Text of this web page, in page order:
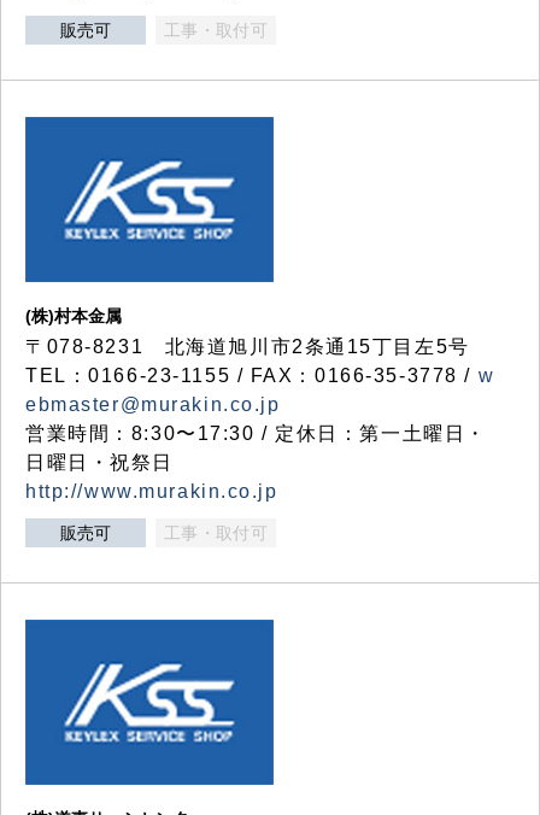
販売可 工事・取付可
(株)村本金属
〒078-8231 北海道旭川市2条通15丁目左5号
TEL：0166-23-1155 / FAX：0166-35-3778 / w
ebmaster@murakin.co.jp
営業時間：8:30〜17:30 / 定休日：第一土曜日・
日曜日・祝祭日
http://www.murakin.co.jp
販売可 工事・取付可